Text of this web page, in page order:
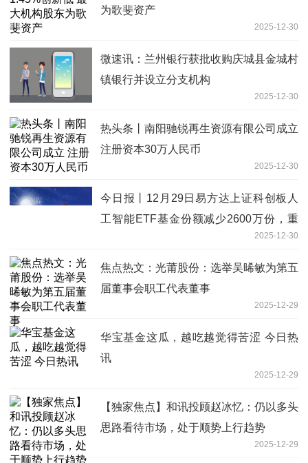
为歌斐资产
2025-12-30
微速讯：兰州银行获批收购庆城县金城村
镇银行并设立分支机构
2025-12-30
热头条丨南阳驰锐再生资源有限公司成立
注册资本30万人民币
2025-12-30
今日报丨12月29日易方达上证科创板人
工智能ETF基金份额减少2600万份，重
仓股澜起科技、芯原股份、寒武纪2025-12-30
焦点热文：光莆股份：选举吴晞敏为第五
届董事会职工代表董事
2025-12-29
华宝基金这瓜，越吃越觉得苦涩 今日热
讯
2025-12-29
【独家焦点】和讯投顾赵冰忆：仍以多头
思路看待市场，处于顺势上行趋势
2025-12-29